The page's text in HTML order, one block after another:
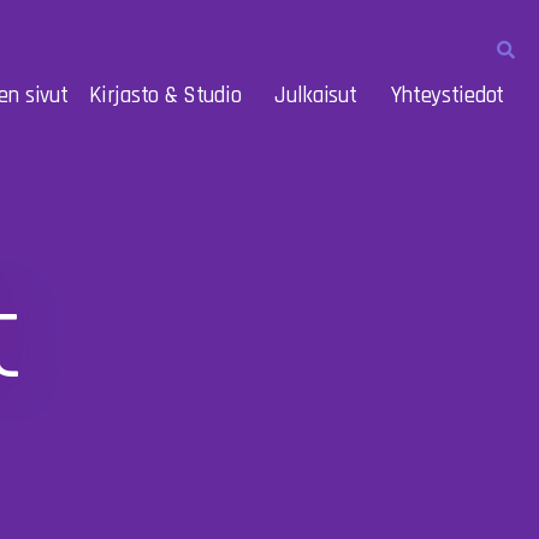
sivut Kirjasto & Studio Julkaisut Yhteystiedot